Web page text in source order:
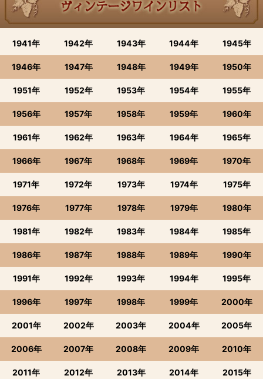
1941年 1942年 1943年 1944年 1945年
1946年 1947年 1948年 1949年 1950年
1951年 1952年 1953年 1954年 1955年
1956年 1957年 1958年 1959年 1960年
1961年 1962年 1963年 1964年 1965年
1966年 1967年 1968年 1969年 1970年
1971年 1972年 1973年 1974年 1975年
1976年 1977年 1978年 1979年 1980年
1981年 1982年 1983年 1984年 1985年
1986年 1987年 1988年 1989年 1990年
1991年 1992年 1993年 1994年 1995年
1996年 1997年 1998年 1999年 2000年
2001年 2002年 2003年 2004年 2005年
2006年 2007年 2008年 2009年 2010年
2011年 2012年 2013年 2014年 2015年